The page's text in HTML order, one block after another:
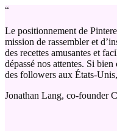
“
Le positionnement de
mission de rassembler et
des recettes amusantes et
dépassé nos attentes. Si
des followers aux États-
Jonathan Lang, co-founder